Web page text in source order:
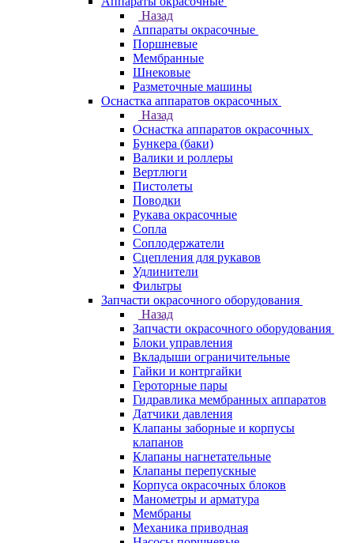
Назад
Аппараты окрасочные
Поршневые
Мембранные
Шнековые
Разметочные машины
Оснастка аппаратов окрасочных
Назад
Оснастка аппаратов окрасочных
Бункера (баки)
Валики и роллеры
Вертлюги
Пистолеты
Поводки
Рукава окрасочные
Сопла
Соплодержатели
Сцепления для рукавов
Удлинители
Фильтры
Запчасти окрасочного оборудования
Назад
Запчасти окрасочного оборудования
Блоки управления
Вкладыши ограничительные
Гайки и контргайки
Героторные пары
Гидравлика мембранных аппаратов
Датчики давления
Клапаны заборные и корпусы
клапанов
Клапаны нагнетательные
Клапаны перепускные
Корпуса окрасочных блоков
Манометры и арматура
Мембраны
Механика приводная